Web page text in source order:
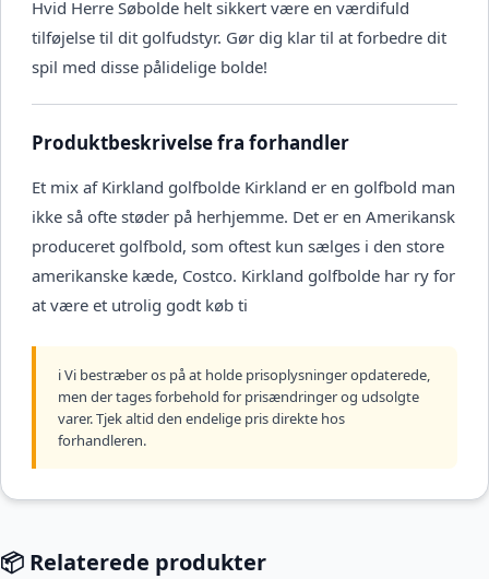
Hvid Herre Søbolde helt sikkert være en værdifuld
tilføjelse til dit golfudstyr. Gør dig klar til at forbedre dit
spil med disse pålidelige bolde!
Produktbeskrivelse fra forhandler
Et mix af Kirkland golfbolde Kirkland er en golfbold man
ikke så ofte støder på herhjemme. Det er en Amerikansk
produceret golfbold, som oftest kun sælges i den store
amerikanske kæde, Costco. Kirkland golfbolde har ry for
at være et utrolig godt køb ti
ℹ️ Vi bestræber os på at holde prisoplysninger opdaterede,
men der tages forbehold for prisændringer og udsolgte
varer. Tjek altid den endelige pris direkte hos
forhandleren.
📦 Relaterede produkter